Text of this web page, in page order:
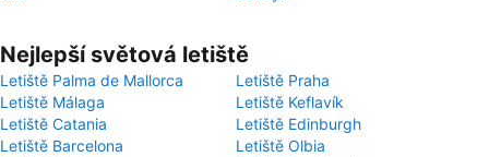
Nejlepší světová letiště
Letiště Palma de Mallorca
Letiště Praha
Letiště Málaga
Letiště Keflavík
Letiště Catania
Letiště Edinburgh
Letiště Barcelona
Letiště Olbia